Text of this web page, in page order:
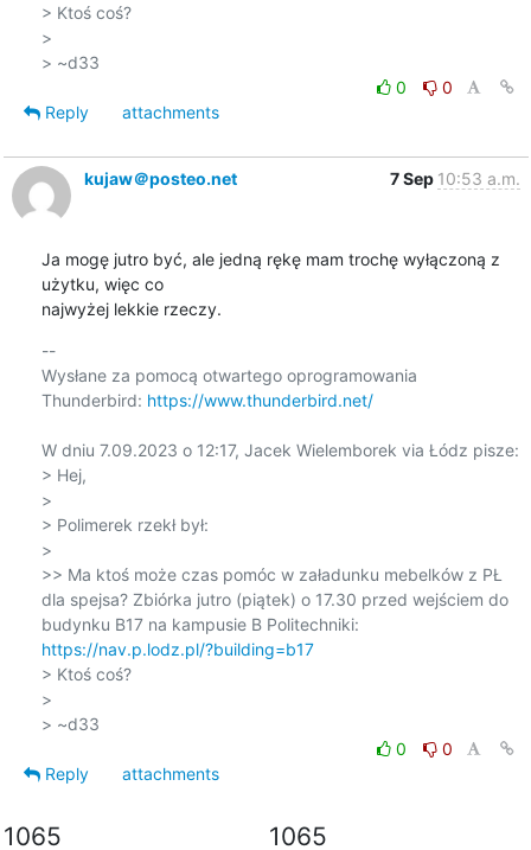
> Ktoś coś?
>
0
0
Reply
attachments
kujaw＠posteo.net 7 Sep 10:53 a.m.
Ja mogę jutro być, ale jedną rękę mam trochę wyłączoną z
użytku, więc co
najwyżej lekkie rzeczy.
--
Wysłane za pomocą otwartego oprogramowania
Thunderbird: https://www.thunderbird.net/
W dniu 7.09.2023 o 12:17, Jacek Wielemborek via Łódz pisze:
> Hej,
>
> Polimerek rzekł był:
>
>> Ma ktoś może czas pomóc w załadunku mebelków z PŁ
dla spejsa? Zbiórka jutro (piątek) o 17.30 przed wejściem do
https://nav.p.lodz.pl/?building=b17
> Ktoś coś?
>
0
0
Reply
attachments
1065 1065